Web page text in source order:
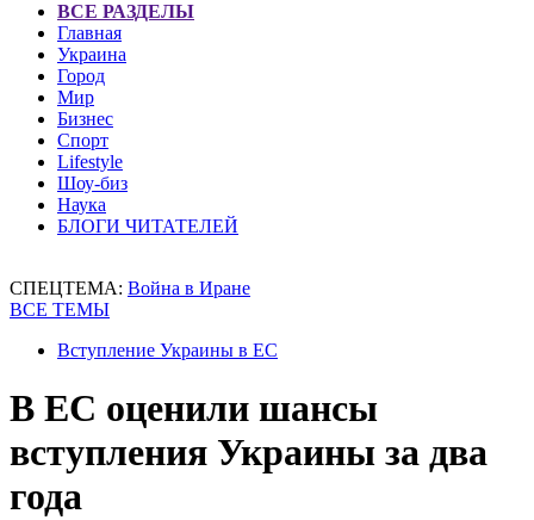
ВСЕ РАЗДЕЛЫ
Главная
Украина
Город
Мир
Бизнес
Спорт
Lifestyle
Шоу-биз
Наука
БЛОГИ ЧИТАТЕЛЕЙ
СПЕЦТЕМА: Война в Иране
ВСЕ ТЕМЫ
Вступление Украины в ЕС
В ЕС оценили шансы
вступления Украины за два
года